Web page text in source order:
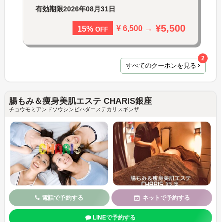
有効期限2026年08月31日
15% OFF ¥ 6,500 → ¥5,500
すべてのクーポンを見る
2
腸もみ＆痩身美肌エステ CHARIS銀座
チョウモミアンドソウシンビハダエステカリスギンザ
電話で予約する ネットで予約する
LINEで予約する